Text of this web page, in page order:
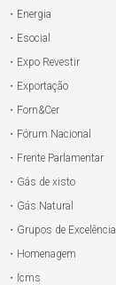
Energia
Esocial
Expo Revestir
Exportação
Forn&Cer
Fórum Nacional
Frente Parlamentar
Gás de xisto
Gás Natural
Grupos de Excelência
Homenagem
Icms